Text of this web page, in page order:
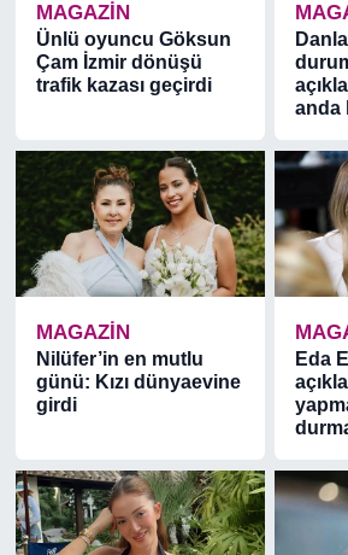
MAGAZİN
Ünlü oyuncu Göksun
Çam İzmir dönüşü
trafik kazası geçirdi
anda
MAGAZİN
Nilüfer’in en mutlu
günü: Kızı dünyaevine
girdi
Eda